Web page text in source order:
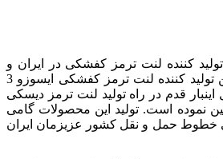
تولید کننده لنت ترمز کفشکی در ایران و
پس از کسب عنوان اولین تولید کننده لنت ترمز کفشکی ایسوزو 3
قدم در راه تولید لنت ترمز دیسکی
نموده است. تولید این محصولات گامی
خطوط حمل و نقل کشور عزیزمان ایران